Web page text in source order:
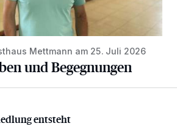
Mettmann am 25. Juli 2026
und Begegnungen
entsteht
entsteht